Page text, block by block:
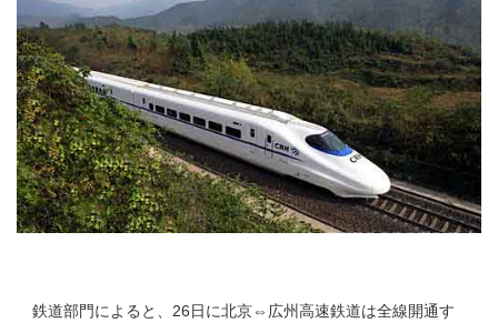
鉄道部門によると、26日に北京⇔ 広州高速鉄道は全線開通す